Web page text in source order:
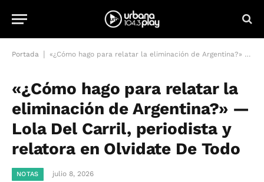
Portada «¿Cómo hago para relatar la eliminación de Argentina?» — Lola Del Carril, periodista y relatora en Olvidate De Todo
«¿Cómo hago para relatar la
eliminación de Argentina?» —
Lola Del Carril, periodista y
relatora en Olvidate De Todo
NOTAS julio 8, 2026